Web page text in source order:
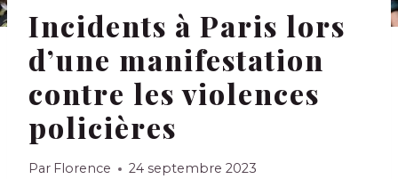
Incidents à Paris lors
d’une manifestation
contre les violences
policières
Par Florence 24 septembre 2023